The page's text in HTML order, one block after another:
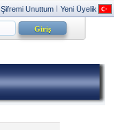
Şifremi Unuttum Yeni Üyelik